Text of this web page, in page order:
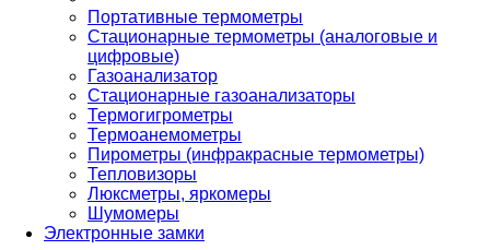
Портативные термометры
Стационарные термометры (аналоговые и
цифровые)
Газоанализатор
Стационарные газоанализаторы
Термогигрометры
Термоанемометры
Пирометры (инфракрасные термометры)
Тепловизоры
Люксметры, яркомеры
Шумомеры
Электронные замки